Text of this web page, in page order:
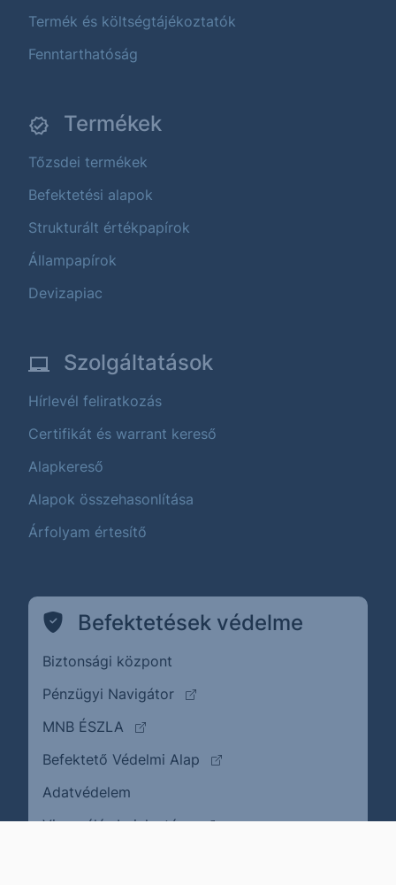
Termék és költségtájékoztatók
Fenntarthatóság
Termékek
Tőzsdei termékek
Befektetési alapok
Strukturált értékpapírok
Állampapírok
Devizapiac
Szolgáltatások
Hírlevél feliratkozás
Certifikát és warrant kereső
Alapkereső
Alapok összehasonlítása
Árfolyam értesítő
Befektetések védelme
Biztonsági központ
Pénzügyi Navigátor
(külső oldalra ugrik)
MNB ÉSZLA
(külső oldalra ugrik)
Befektető Védelmi Alap
(külső oldalra ugrik)
Adatvédelem
Visszaélés bejelentése(külső oldalra ugrik)